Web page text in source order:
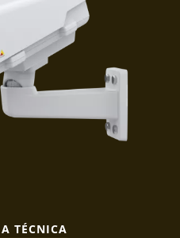
TÉCNICA